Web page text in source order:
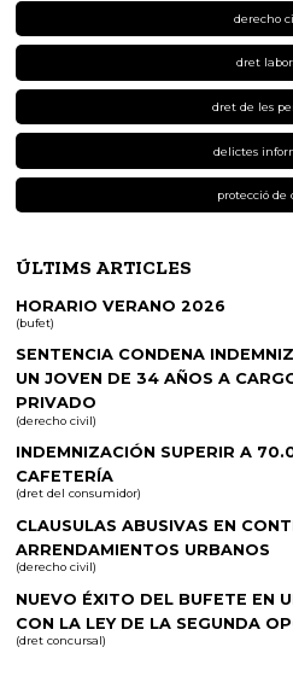
derecho
dret
dret de les
delictes
protecció de
ÚLTIMS ARTICLES
HORARIO VERANO 2026
(bufet)
SENTENCIA CONDENA
UN JOVEN DE 34 AÑOS A
PRIVADO
(derecho civil)
INDEMNIZACIÓN SUPERIR A
CAFETERÍA
(dret del consumidor)
CLAUSULAS ABUSIVAS EN
ARRENDAMIENTOS URBANOS
(derecho civil)
NUEVO ÉXITO DEL BUFETE EN
CON LA LEY DE LA SEGUNDA
(dret concursal)